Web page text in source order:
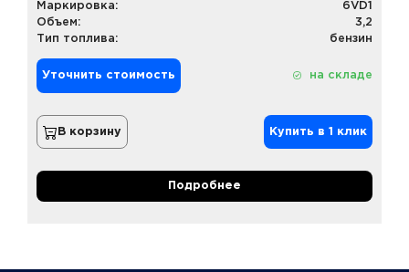
Маркировка:
6VD1
Объем:
3,2
Тип топлива:
бензин
Уточнить стоимость на складе
В корзину Купить в 1 клик
Подробнее